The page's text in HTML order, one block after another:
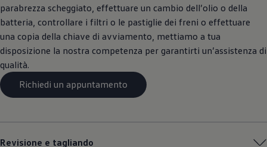
parabrezza scheggiato, effettuare un cambio dell’olio o della
batteria, controllare i filtri o le pastiglie dei freni o effettuare
una copia della chiave di avviamento, mettiamo a tua
disposizione la nostra competenza per garantirti un’assistenza di
qualità.
Richiedi un appuntamento
Revisione e tagliando